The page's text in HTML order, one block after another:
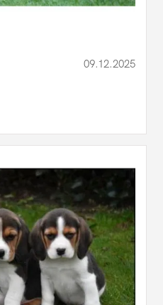
09.12.2025